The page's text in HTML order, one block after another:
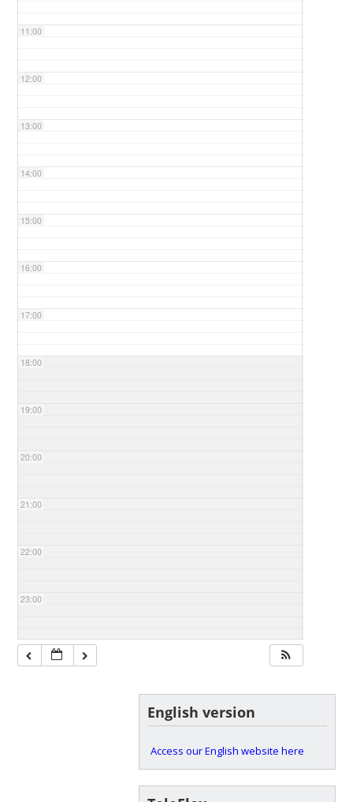
11:00
12:00
13:00
14:00
15:00
16:00
17:00
18:00
19:00
20:00
21:00
22:00
23:00
English version
Access our English website here